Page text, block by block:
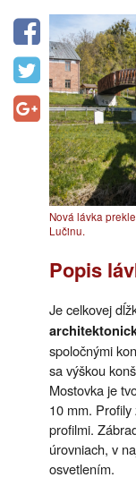
Nová lávka
Lučinu.
Popis
Je celkovej
spoločnými
sa výškou
Mostovka je
10 mm.
profilmi.
úrovniach, v
osvetlením.